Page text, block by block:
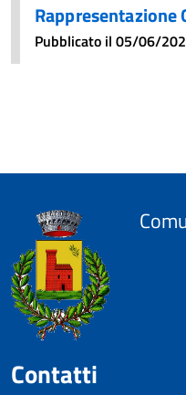
Rappresentazione
Pubblicato il 05/06/
Contatti